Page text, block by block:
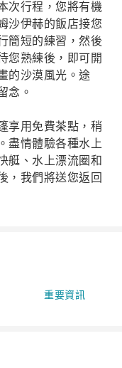
次行程，您將有機
沙伊赫的飯店接您
簡短的練習，然後
您熟練後，即可開
的沙漠風光。途
念。
享用免費茶點，稍
盡情體驗各種水上
艇、水上漂流圈和
，我們將送您返回
重要資訊